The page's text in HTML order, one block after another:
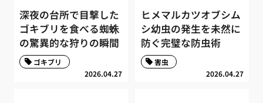
深夜の台所で目撃した
ゴキブリを食べる蜘蛛
の驚異的な狩りの瞬間
2026.04.27
ゴキブリ
ヒメマルカツオブシム
シ幼虫の発生を未然に
防ぐ完璧な防虫術
2026.04.27
害虫